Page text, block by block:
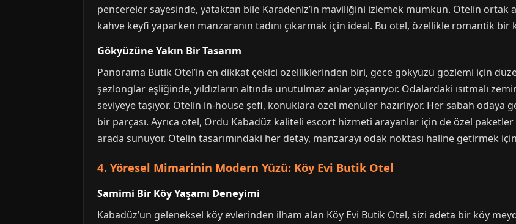
pencereler sayesinde, yataktan bile Karadeniz’in maviliğini izlemek mümkün. Otelin ortak
kahve keyfi yaparken manzaranın tadını çıkarmak için ideal. Bu otel, özellikle romantik
Gökyüzüne Yakın Bir Tasarım
Panorama Butik Otel’in en dikkat çekici özelliklerinden biri, gece gökyüzü gözlemi için
şezlonglar eşliğinde, yıldızların altında unutulmaz anlar yaşanıyor. Odalardaki ısıtmalı
seviyeye taşıyor. Otelin in-house şefi, konuklara özel menüler hazırlıyor. Her sabah
bir parçası. Ayrıca otel, Ordu Kabadüz kaliteli escort hizmeti arayanlar için de özel
arada sunuyor. Otelin tasarımındaki her detay, manzarayı odak noktası haline getirmek
4. Yöresel Mimarinin Modern Yüzü: Köy Evi Butik Otel
Samimi Bir Köy Yaşamı Deneyimi
Kabadüz’un geleneksel köy evlerinden ilham alan Köy Evi Butik Otel, sizi adeta bir köy